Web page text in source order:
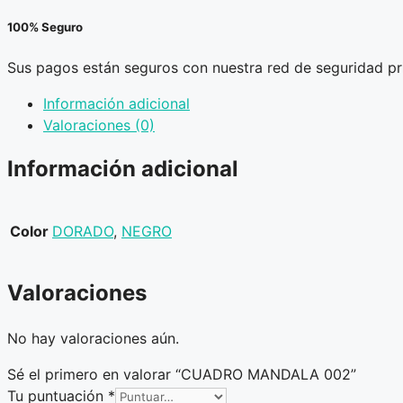
100% Seguro
Sus pagos están seguros con nuestra red de seguridad
Información adicional
Valoraciones (0)
Información adicional
Color DORADO, NEGRO
Valoraciones
No hay valoraciones aún.
Sé el primero en valorar “CUADRO MANDALA 002”
Tu puntuación *